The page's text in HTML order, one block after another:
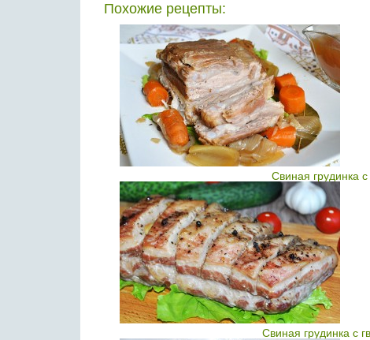
Похожие рецепты:
Свиная грудинка
Свиная грудинка с